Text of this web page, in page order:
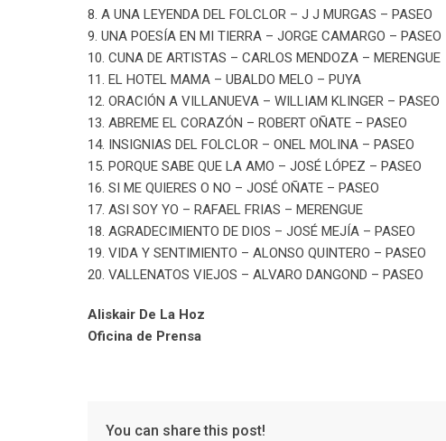
8. A UNA LEYENDA DEL FOLCLOR – J J MURGAS – PASEO
9. UNA POESÍA EN MI TIERRA – JORGE CAMARGO – PASEO
10. CUNA DE ARTISTAS – CARLOS MENDOZA – MERENGUE
11. EL HOTEL MAMA – UBALDO MELO – PUYA
12. ORACIÓN A VILLANUEVA – WILLIAM KLINGER – PASEO
13. ABREME EL CORAZÓN – ROBERT OÑATE – PASEO
14. INSIGNIAS DEL FOLCLOR – ONEL MOLINA – PASEO
15. PORQUE SABE QUE LA AMO – JOSÉ LÓPEZ – PASEO
16. SI ME QUIERES O NO – JOSÉ OÑATE – PASEO
17. ASI SOY YO – RAFAEL FRIAS – MERENGUE
18. AGRADECIMIENTO DE DIOS – JOSÉ MEJÍA – PASEO
19. VIDA Y SENTIMIENTO – ALONSO QUINTERO – PASEO
20. VALLENATOS VIEJOS – ALVARO DANGOND – PASEO
Aliskair De La Hoz
Oficina de Prensa
You can share this post!